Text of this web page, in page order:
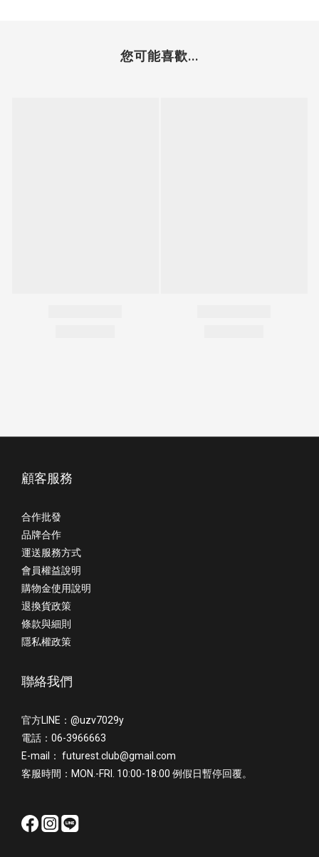
您可能喜歡...
顧客服務
合作批發
品牌合作
運送服務方式
會員權益說明
購物金使用說明
退換貨政策
條款與細則
隱私權政策
聯絡我們
官方LINE：@uzv7029y
電話：06-3966663
E-mail： futurest.club@gmail.com
客服時間：MON.-FRI. 10:00-18:00 例假日暫停回覆。